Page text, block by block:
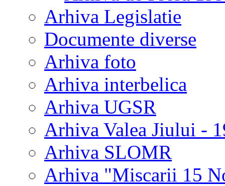
Arhiva Legislatie
Documente diverse
Arhiva foto
Arhiva interbelica
Arhiva UGSR
Arhiva Valea Jiului -
Arhiva SLOMR
Arhiva "Miscarii 15